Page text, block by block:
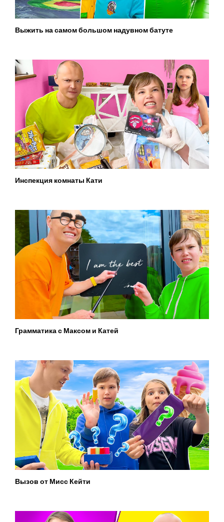
Выжить на самом большом надувном батуте
Инспекция комнаты Кати
Грамматика с Максом и Катей
Вызов от Мисс Кейти